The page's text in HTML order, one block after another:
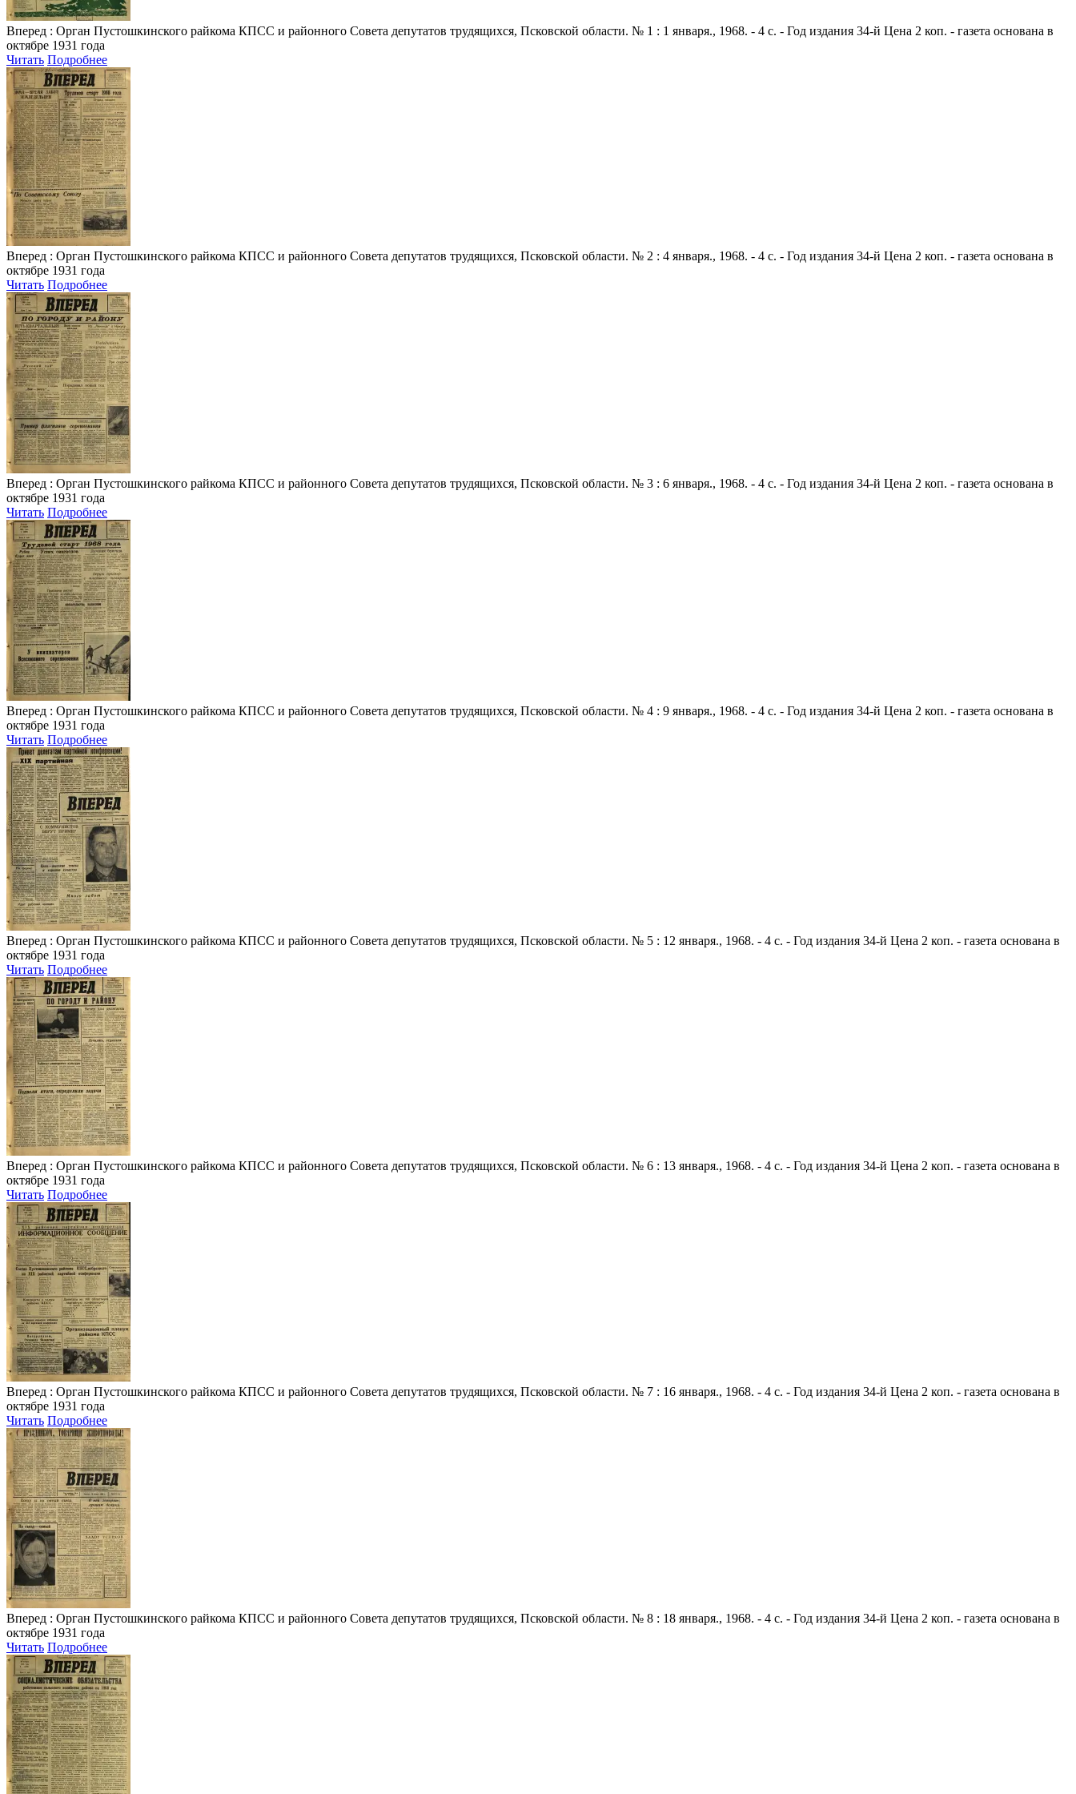
Вперед : Орган Пустошкинского райкома КПСС и районного Совета депутатов трудящихся, Псковской области. № 1 : 1 января., 1968. - 4 с. - Год издания 34-й Цена 2 коп. - газета основана в
октябре 1931 года
Читать Подробнее
Вперед : Орган Пустошкинского райкома КПСС и районного Совета депутатов трудящихся, Псковской области. № 2 : 4 января., 1968. - 4 с. - Год издания 34-й Цена 2 коп. - газета основана в
октябре 1931 года
Читать Подробнее
Вперед : Орган Пустошкинского райкома КПСС и районного Совета депутатов трудящихся, Псковской области. № 3 : 6 января., 1968. - 4 с. - Год издания 34-й Цена 2 коп. - газета основана в
октябре 1931 года
Читать Подробнее
Вперед : Орган Пустошкинского райкома КПСС и районного Совета депутатов трудящихся, Псковской области. № 4 : 9 января., 1968. - 4 с. - Год издания 34-й Цена 2 коп. - газета основана в
октябре 1931 года
Читать Подробнее
Вперед : Орган Пустошкинского райкома КПСС и районного Совета депутатов трудящихся, Псковской области. № 5 : 12 января., 1968. - 4 с. - Год издания 34-й Цена 2 коп. - газета основана в
октябре 1931 года
Читать Подробнее
Вперед : Орган Пустошкинского райкома КПСС и районного Совета депутатов трудящихся, Псковской области. № 6 : 13 января., 1968. - 4 с. - Год издания 34-й Цена 2 коп. - газета основана в
октябре 1931 года
Читать Подробнее
Вперед : Орган Пустошкинского райкома КПСС и районного Совета депутатов трудящихся, Псковской области. № 7 : 16 января., 1968. - 4 с. - Год издания 34-й Цена 2 коп. - газета основана в
октябре 1931 года
Читать Подробнее
Вперед : Орган Пустошкинского райкома КПСС и районного Совета депутатов трудящихся, Псковской области. № 8 : 18 января., 1968. - 4 с. - Год издания 34-й Цена 2 коп. - газета основана в
октябре 1931 года
Читать Подробнее